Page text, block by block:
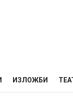
ИЗЛОЖБИ